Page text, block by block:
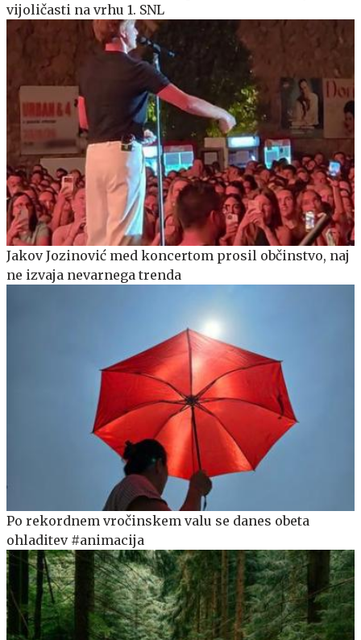
vijoličasti na vrhu 1. SNL
Jakov Jozinović med koncertom prosil občinstvo, naj
ne izvaja nevarnega trenda
Po rekordnem vročinskem valu se danes obeta
ohladitev #animacija